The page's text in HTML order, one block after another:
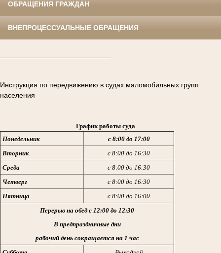
ОБРАЩЕНИЯ ГРАЖДАН
ВНЕПРОЦЕССУАЛЬНЫЕ ОБРАЩЕНИЯ
Инструкция по передвижению в судах маломобильных групп
населения
График работы суда
Понедельник
с 8:00 до 17:00
Вторник
с 8:00 до 16:30
Среда
с 8:00 до 16:30
Четверг
с 8:00 до 16:30
Пятница
с 8:00 до 16:00
Перерыв на обед с 12:00 до 12:30
В предпраздничные дни
рабочий день сокращается на 1 час